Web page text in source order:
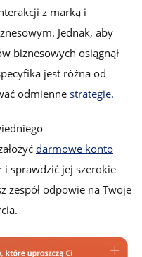
z marką i
Jednak, aby
biznesowych osiągnął
jest różna od
odmienne strategie.
darmowe konto
sprawdzić jej szerokie
zespół odpowie na Twoje